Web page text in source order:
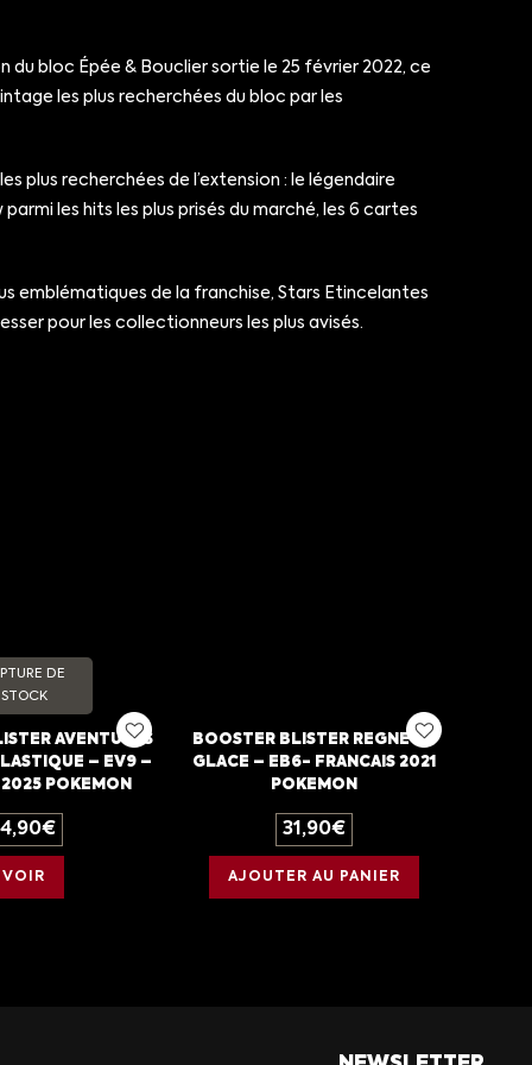
bloc Épée & Bouclier sortie le 25 février 2022, ce
les plus recherchées du bloc par les
plus recherchées de l’extension : le légendaire
les hits les plus prisés du marché, les 6 cartes
emblématiques de la franchise, Stars Etincelantes
pour les collectionneurs les plus avisés.
DE
STOCK
AVENTURES
– EV9 –
POKEMON
€
VOIR
BOOSTER BLISTER REGNE DE
GLACE – EB6- FRANCAIS 2021
POKEMON
31,90€
AJOUTER AU PANIER